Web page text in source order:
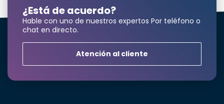
¿Está de acuerdo?
Hable con uno de nuestros expertos Por teléfono o
chat en directo.
Atención al cliente